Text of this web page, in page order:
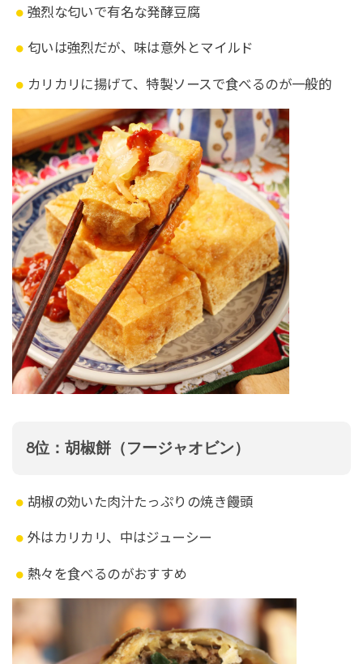
強烈な匂いで有名な発酵豆腐
匂いは強烈だが、味は意外とマイルド
カリカリに揚げて、特製ソースで食べるのが一般的
8位：胡椒餅（フージャオビン）
胡椒の効いた肉汁たっぷりの焼き饅頭
外はカリカリ、中はジューシー
熱々を食べるのがおすすめ